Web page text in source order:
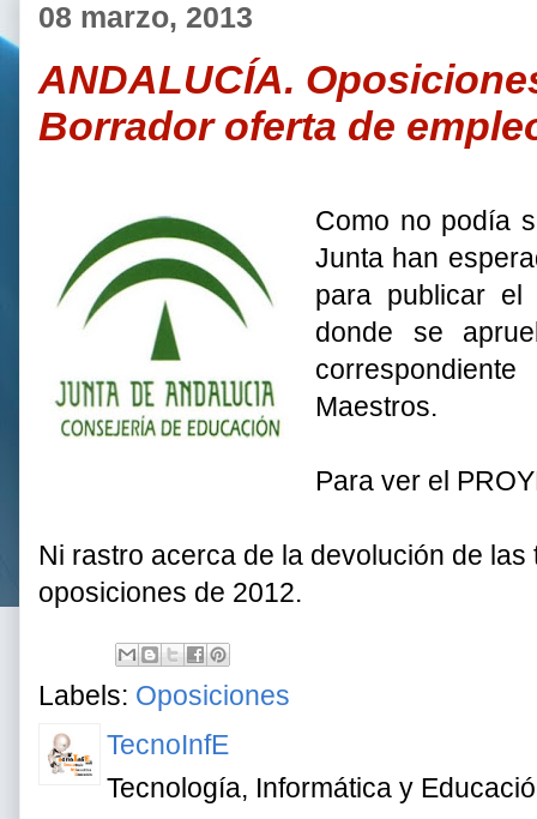
08 marzo, 2013
ANDALUCÍA.
Borrador oferta de
Como no podía
Junta han
para publicar
donde se
Maestros.
Para ver el
Ni rastro acerca de la devolución de
oposiciones de 2012.
Labels: Oposiciones
TecnoInfE
Tecnología, Informática y